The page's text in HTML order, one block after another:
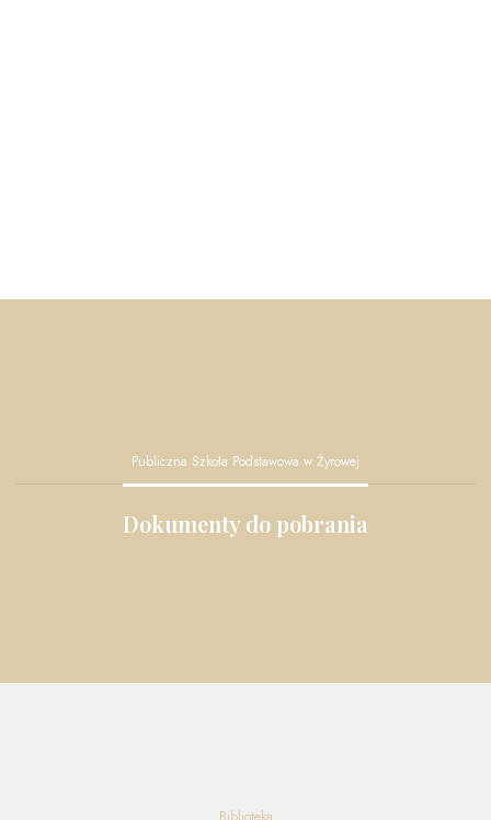
Publiczna Szkoła Podstawowa w Żyrowej
Dokumenty do pobrania